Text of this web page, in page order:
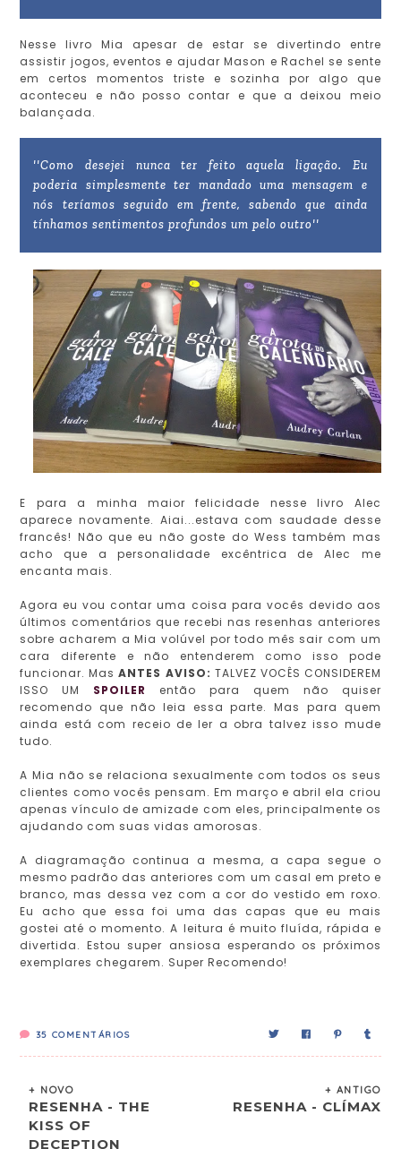
Nesse livro Mia apesar de estar se divertindo entre
assistir jogos, eventos e ajudar Mason e Rachel se sente
em certos momentos triste e sozinha por algo que
aconteceu e não posso contar e que a deixou meio
balançada.
''Como desejei nunca ter feito aquela ligação. Eu
poderia simplesmente ter mandado uma mensagem e
nós teríamos seguido em frente, sabendo que ainda
tínhamos sentimentos profundos um pelo outro''
E para a minha maior felicidade nesse livro Alec
aparece novamente. Aiai...estava com saudade desse
francês! Não que eu não goste do Wess também mas
acho que a personalidade excêntrica de Alec me
encanta mais.
Agora eu vou contar uma coisa para vocês devido aos
últimos comentários que recebi nas resenhas anteriores
sobre acharem a Mia volúvel por todo mês sair com um
cara diferente e não entenderem como isso pode
funcionar. MasANTES AVISO: TALVEZ VOCÊS CONSIDEREM
ISSO UM SPOILER
então para quem não quiser
recomendo que não leia essa parte. Mas para quem
ainda está com receio de ler a obra talvez isso mude
tudo.
A Mia não se relaciona sexualmente com todos os seus
clientes como vocês pensam. Em março e abril ela criou
apenas vínculo de amizade com eles, principalmente os
ajudando com suas vidas amorosas.
A diagramação continua a mesma, a capa segue o
mesmo padrão das anteriores com um casal em preto e
branco, mas dessa vez com a cor do vestido em roxo.
Eu acho que essa foi uma das capas que eu mais
gostei até o momento. A leitura é muito fluída, rápida e
divertida. Estou super ansiosa esperando os próximos
exemplares chegarem. Super Recomendo!
35 COMENTÁRIOS
+ NOVO
RESENHA - THE
KISS OF
DECEPTION
+ ANTIGO
RESENHA - CLÍMAX